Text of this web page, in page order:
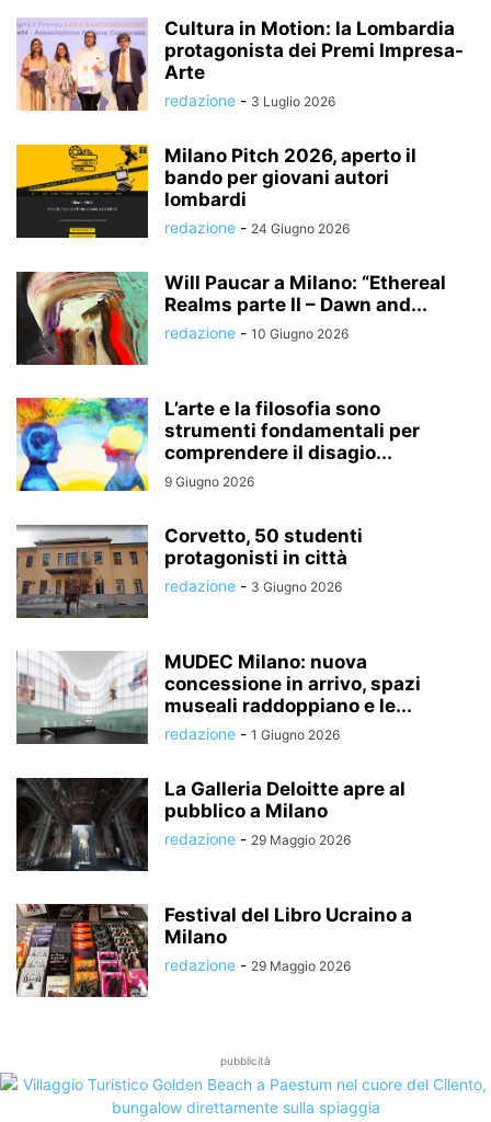
Cultura in Motion: la Lombardia
protagonista dei Premi Impresa-
Arte
redazione - 3 Luglio 2026
Milano Pitch 2026, aperto il
bando per giovani autori
lombardi
redazione - 24 Giugno 2026
Will Paucar a Milano: “Ethereal
Realms parte II – Dawn and...
redazione - 10 Giugno 2026
L’arte e la filosofia sono
strumenti fondamentali per
comprendere il disagio...
9 Giugno 2026
Corvetto, 50 studenti
protagonisti in città
redazione - 3 Giugno 2026
MUDEC Milano: nuova
concessione in arrivo, spazi
museali raddoppiano e le...
redazione - 1 Giugno 2026
La Galleria Deloitte apre al
pubblico a Milano
redazione - 29 Maggio 2026
Festival del Libro Ucraino a
Milano
redazione - 29 Maggio 2026
pubblicità